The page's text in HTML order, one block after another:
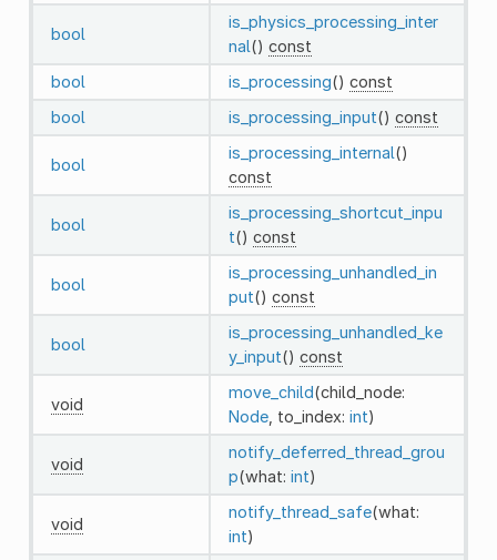
bool
is_physics_processing_inter
nal() const
bool
is_processing() const
bool
is_processing_input() const
bool
is_processing_internal()
const
bool
is_processing_shortcut_inpu
t() const
bool
is_processing_unhandled_in
put() const
bool
is_processing_unhandled_ke
y_input() const
void
move_child(child_node:
Node, to_index: int)
void
notify_deferred_thread_grou
p(what: int)
void
notify_thread_safe(what:
int)